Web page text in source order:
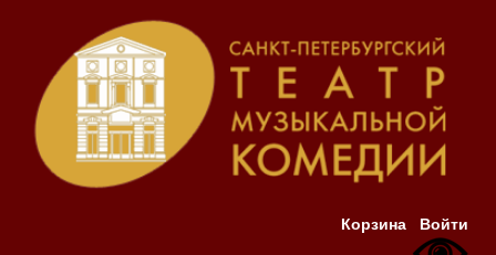
Корзина Войти